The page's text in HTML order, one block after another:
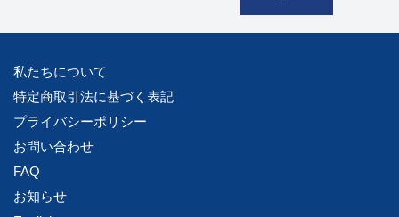
私たちについて
特定商取引法に基づく表記
プライバシーポリシー
お問い合わせ
FAQ
お知らせ